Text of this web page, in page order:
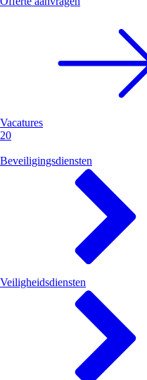
Vacatures
20
Beveiligingsdiensten
Veiligheidsdiensten